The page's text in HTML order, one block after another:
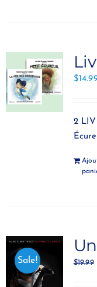
$
2
Sale! $19.99